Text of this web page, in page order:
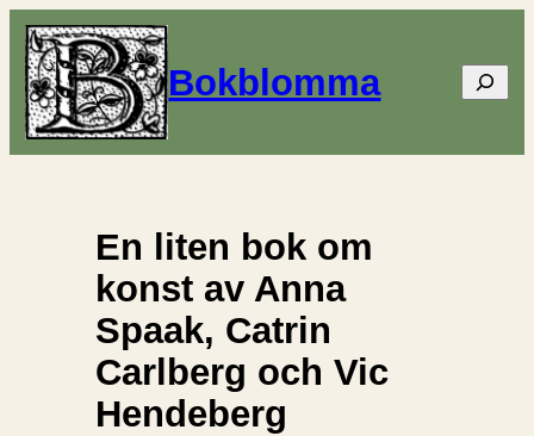
Bokblomma Sök
En liten bok om
konst av Anna
Spaak, Catrin
Carlberg och Vic
Hendeberg